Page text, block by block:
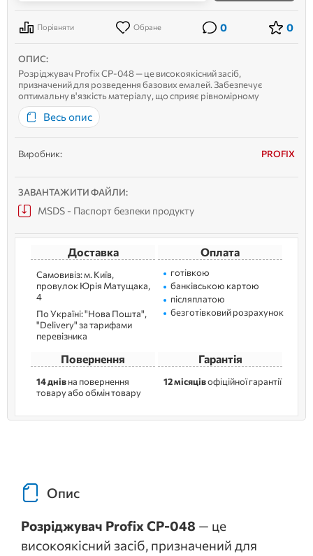
Порівняти Обране 0 0
ОПИС:
Розріджувач Profix CP-048 — це високоякісний засіб,
призначений для розведення базових емалей. Забезпечує
оптимальну в'язкість матеріалу, що сприяє рівномірному
нанесенню та створенню ідеально гладкої поверхні. Переваги:
Підходить для професійного та аматорського використання.
Сприяє екон...
Весь опис
Виробник: PROFIX
ЗАВАНТАЖИТИ ФАЙЛИ:
MSDS - Паспорт безпеки продукту
Доставка
Самовивіз: м. Kиїв,
провулок Юрія Матущака,
4
По Україні: "Нова Пошта",
"Delivery" за тарифами
перевізника
Оплата
готівкою
банківською картою
післяплатою
безготівковий розрахунок
Повернення
14 днівна повернення
товару або обмін товару
Гарантія
12 місяцівофіційної гарантії
Опис
Розріджувач Profix CP-048 — це
високоякісний засіб, призначений для